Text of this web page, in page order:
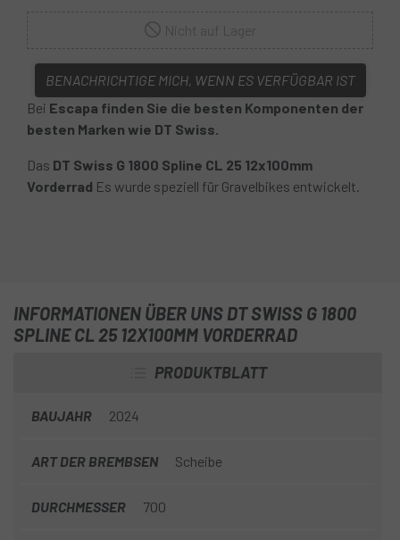
BENACHRICHTIGE MICH, WENN ES VERFÜGBAR IST
Bei Escapa finden Sie die besten Komponenten der
besten Marken wie DT Swiss.
Das DT Swiss G 1800 Spline CL 25 12x100mm
Vorderrad Es wurde speziell für Gravelbikes entwickelt.
INFORMATIONEN ÜBER UNS DT SWISS G 1800
SPLINE CL 25 12X100MM VORDERRAD
PRODUKTBLATT
BAUJAHR 2024
ART DER BREMBSEN Scheibe
DURCHMESSER 700